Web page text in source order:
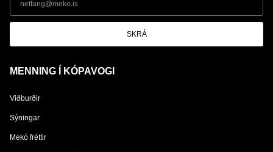
SKRÁ
MENNING Í KÓPAVOGI
Viðburðir
Sýningar
Mekó fréttir